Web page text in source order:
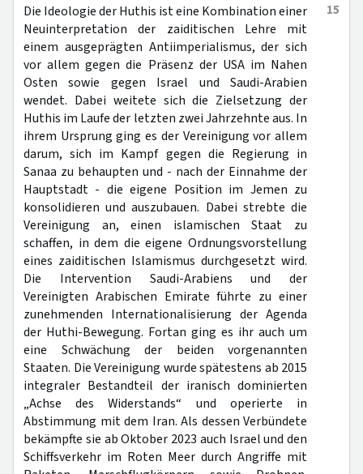
15
Die Ideologie der Huthis ist eine Kombination einer
Neuinterpretation der zaiditischen Lehre mit
einem ausgeprägten Antiimperialismus, der sich
vor allem gegen die Präsenz der USA im Nahen
Osten sowie gegen Israel und Saudi-Arabien
wendet. Dabei weitete sich die Zielsetzung der
Huthis im Laufe der letzten zwei Jahrzehnte aus. In
ihrem Ursprung ging es der Vereinigung vor allem
darum, sich im Kampf gegen die Regierung in
Sanaa zu behaupten und - nach der Einnahme der
Hauptstadt - die eigene Position im Jemen zu
konsolidieren und auszubauen. Dabei strebte die
Vereinigung an, einen islamischen Staat zu
schaffen, in dem die eigene Ordnungsvorstellung
eines zaiditischen Islamismus durchgesetzt wird.
Die Intervention Saudi-Arabiens und der
Vereinigten Arabischen Emirate führte zu einer
zunehmenden Internationalisierung der Agenda
der Huthi-Bewegung. Fortan ging es ihr auch um
eine Schwächung der beiden vorgenannten
Staaten. Die Vereinigung wurde spätestens ab 2015
integraler Bestandteil der iranisch dominierten
„Achse des Widerstands“ und operierte in
Abstimmung mit dem Iran. Als dessen Verbündete
bekämpfte sie ab Oktober 2023 auch Israel und den
Schiffsverkehr im Roten Meer durch Angriffe mit